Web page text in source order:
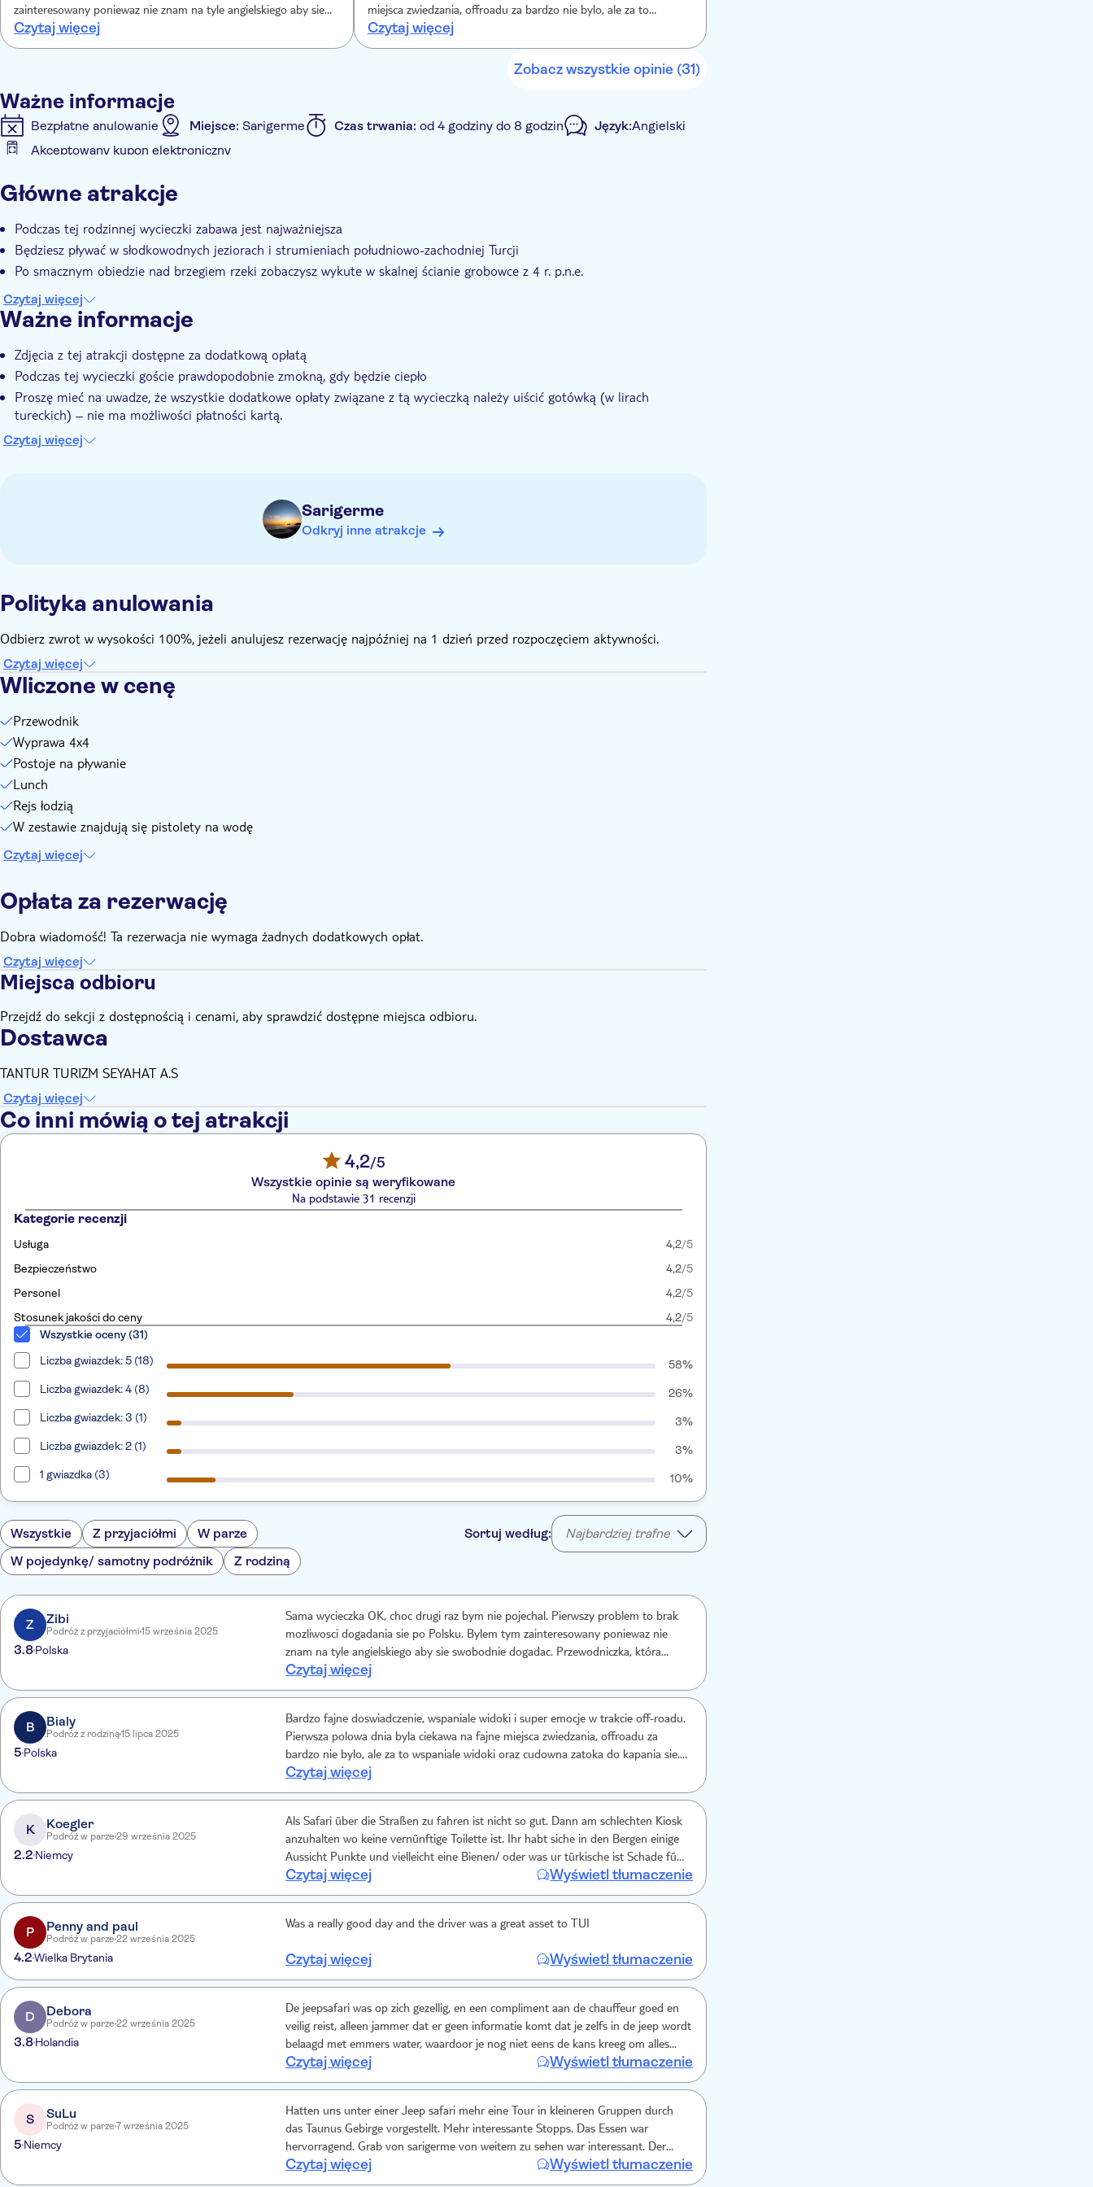
zainteresowany poniewaz nie znam na tyle angielskiego aby sie
swobodnie dogadac. Przewodniczka, która sprzedawala usluge
potwierdzila obecnosc polskiego przewodnika, choc pózniej
Niestety na miejscu okazalo sie iz nie ma takiej mozliwosci DUZY
MINUS.
Czytaj więcej
miejsca zwiedzania, offroadu za bardzo nie bylo, ale za to
wspaniale widoki oraz cudowna zatoka do kapania sie. Droga
powrotna pokazala prawdziwe safari! Kurz, woda, jazda rzeka i
Czytaj więcej
Zobacz wszystkie opinie (31)
Ważne informacje
Bezpłatne anulowanie Miejsce: Sarigerme Czas trwania: od 4 godziny do 8 godzin Język:Angielski
Akceptowany kupon elektroniczny
Natychmiastowe potwierdzenie
Główne atrakcje
Podczas tej rodzinnej wycieczki zabawa jest najważniejsza
Będziesz pływać w słodkowodnych jeziorach i strumieniach południowo-zachodniej Turcji
Po smacznym obiedzie nad brzegiem rzeki zobaczysz wykute w skalnej ścianie grobowce z 4 r. p.n.e.
Czytaj więcej
Ważne informacje
Zdjęcia z tej atrakcji dostępne za dodatkową opłatą
Podczas tej wycieczki goście prawdopodobnie zmokną, gdy będzie ciepło
Proszę mieć na uwadze, że wszystkie dodatkowe opłaty związane z tą wycieczką należy uiścić gotówką (w lirach
tureckich) – nie ma możliwości płatności kartą.
Ze względu na ograniczenia ubezpieczeniowe minimalny wiek uczestników wynosi 7 lat, a maksymalny – 65 lat
Prosimy o zapakowanie stroju kąpielowego oraz kremu z filtrem UV
Wszystkie godziny są orientacyjne i mogą ulec zmianie
Czytaj więcej
Sarigerme
Odkryj inne atrakcje
Polityka anulowania
Odbierz zwrot w wysokości 100%, jeżeli anulujesz rezerwację najpóźniej na 1 dzień przed rozpoczęciem aktywności.
Czytaj więcej
Wliczone w cenę
Przewodnik
Wyprawa 4x4
Postoje na pływanie
Lunch
Rejs łodzią
W zestawie znajdują się pistolety na wodę
Czytaj więcej
Opłata za rezerwację
Dobra wiadomość! Ta rezerwacja nie wymaga żadnych dodatkowych opłat.
Czytaj więcej
Miejsca odbioru
Przejdź do sekcji z dostępnością i cenami, aby sprawdzić dostępne miejsca odbioru.
Dostawca
TANTUR TURIZM SEYAHAT A.S
Czytaj więcej
Co inni mówią o tej atrakcji
4,2/5
Wszystkie opinie są weryfikowane
Na podstawie 31 recenzji
Kategorie recenzji
Usługa 4,2/5
Bezpieczeństwo
4,2/5
Personel
4,2/5
Stosunek jakości do ceny
4,2/5
Wszystkie oceny (31)
Liczba gwiazdek: 5 (18)
58%
Liczba gwiazdek: 4 (8)
26%
Liczba gwiazdek: 3 (1)
3%
Liczba gwiazdek: 2 (1)
3%
1 gwiazdka (3)
10%
Wszystkie Z przyjaciółmi
W parze
W pojedynkę/ samotny podróżnik
Z rodziną
Sortuj według: Najbardziej trafne
Z Zibi
Podróż z przyjaciółmi 15 września 2025
3.8Polska
Sama wycieczka OK, choc drugi raz bym nie pojechal. Pierwszy problem to brak
mozliwosci dogadania sie po Polsku. Bylem tym zainteresowany poniewaz nie
znam na tyle angielskiego aby sie swobodnie dogadac. Przewodniczka, która
sprzedawala usluge potwierdzila obecnosc polskiego przewodnika, choc pózniej
wyparla sie mówiac ze sie nie zrozumielismy. Otrzymany voucher pkt. 2
okazalo sie iz nie ma takiej mozliwosci DUZY MINUS.
Czytaj więcej
B Bialy
Podróż z rodziną15 lipca 2025
5 Polska
Bardzo fajne doswiadczenie, wspaniale widoki i super emocje w trakcie off-roadu.
Pierwsza polowa dnia byla ciekawa na fajne miejsca zwiedzania, offroadu za
bardzo nie bylo, ale za to wspaniale widoki oraz cudowna zatoka do kapania sie.
Droga powrotna pokazala prawdziwe safari! Kurz, woda, jazda rzeka i super
zabawa!
Czytaj więcej
K Koegler
Podróż w parze 29 września 2025
2.2 Niemcy
Als Safari über die Straßen zu fahren ist nicht so gut. Dann am schlechten Kiosk
anzuhalten wo keine vernünftige Toilette ist. Ihr habt siche in den Bergen einige
Aussicht Punkte und vielleicht eine Bienen/ oder was ur türkische ist Schade für
die Zeit
Czytaj więcej Wyświetl tłumaczenie
P Penny and paul
Podróż w parze 22 września 2025
4.2Wielka Brytania
Was a really good day and the driver was a great asset to TUI
Czytaj więcej Wyświetl tłumaczenie
D Debora
Podróż w parze 22 września 2025
3.8Holandia
De jeepsafari was op zich gezellig, en een compliment aan de chauffeur goed en
veilig reist, alleen jammer dat er geen informatie komt dat je zelfs in de jeep wordt
belaagd met emmers water, waardoor je nog niet eens de kans kreeg om alles
veilig op te bergen, waaronder de telefoon. Wij kregen toen wij aankwamen
emmers water over ons heen en konden onze spullen niet veilig opbergen
Czytaj więcej Wyświetl tłumaczenie
S SuLu
Podróż w parze 7 września 2025
5 Niemcy
Hatten uns unter einer Jeep safari mehr eine Tour in kleineren Gruppen durch
das Taunus Gebirge vorgestellt. Mehr interessante Stopps. Das Essen war
hervorragend. Grab von sarigerme von weitem zu sehen war interessant. Der
letzte Stopp in der Bucht ging gar nicht. Zu voll, zu schmutziges wasser den Tag.
Stege über den Strand zum Teil baufällig.
Czytaj więcej Wyświetl tłumaczenie